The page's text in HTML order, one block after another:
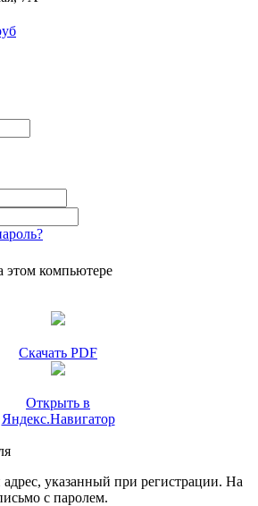
этом компьютере
Скачать PDF
Открыть в
Яндекс.Навигатор
указанный при регистрации. На
с паролем.